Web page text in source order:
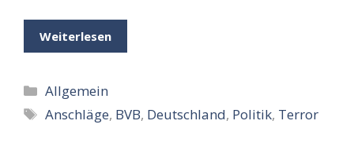
Weiterlesen
Kategorien
Allgemein
Schlagwörter
Anschläge, BVB, Deutschland, Politik, Terror